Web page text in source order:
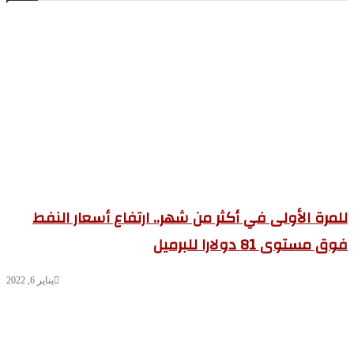
الأولى في أكثر من شهر.. ارتفاع أسعار النفط
مستوى 81 دولارا للبرميل
يناير 6, 2022